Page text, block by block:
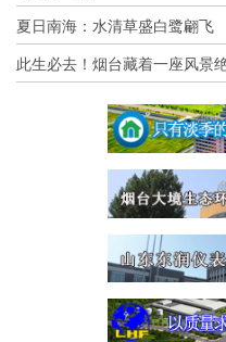
夏日南海：水清草盛白鹭翩飞
此生必去！烟台藏着一座风景